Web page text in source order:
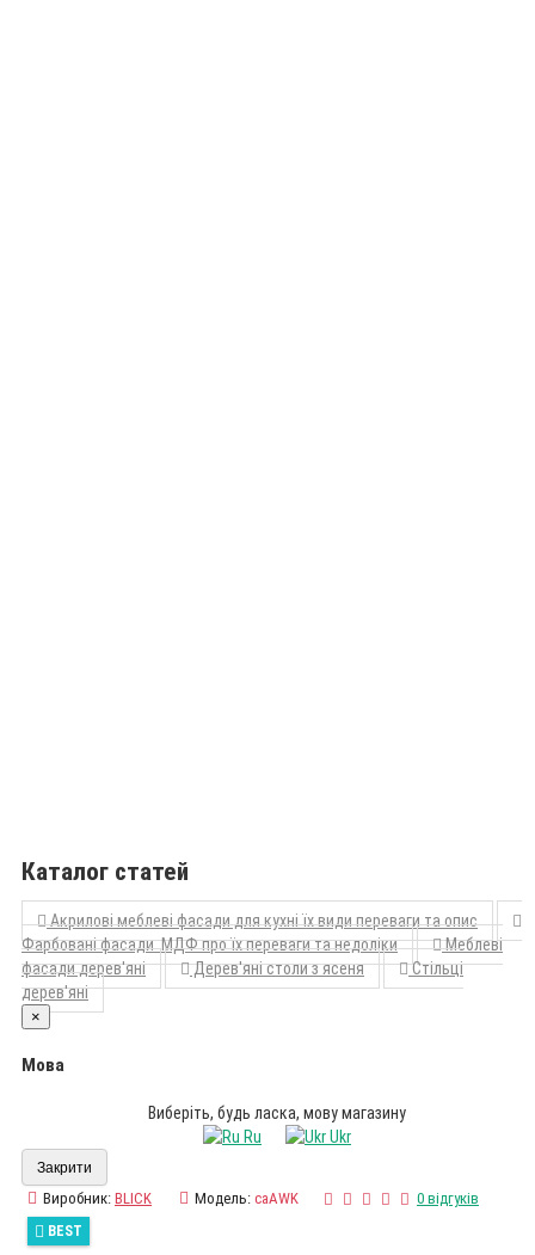
Каталог статей
Акрилові меблеві фасади для кухні їх види переваги та опис
Фарбовані фасади МДФ про їх переваги та недоліки
Меблеві
фасади дерев'яні
Дерев'яні столи з ясеня
Стільці
дерев'яні
×
Мова
Виберіть, будь ласка, мову магазину
Ru
Ukr
Закрити
Виробник: BLICK Модель: caAWK 0 відгуків
BEST